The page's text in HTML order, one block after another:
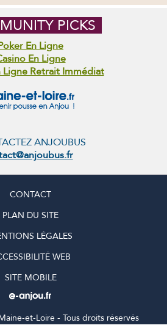
PICKS
En Ligne
En Ligne
Ligne Retrait Immédiat
ANJOUBUS
CONTACT
PLAN DU SITE
LÉGALES
WEB
SITE MOBILE
et-Loire - Tous droits réservés